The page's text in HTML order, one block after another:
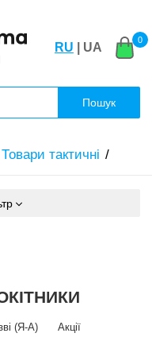
RU | UA
0
Пошук
Товари тактичні
(Я-А)
Акції